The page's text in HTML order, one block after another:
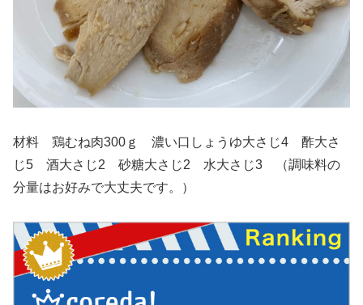
材料 鶏むね肉300ｇ 濃い口しょうゆ大さじ4 酢大さ
じ5 酒大さじ2 砂糖大さじ2 水大さじ3 （調味料の
分量はお好みで大丈夫です。）